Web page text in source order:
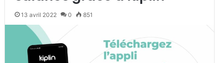
13 avril 2022 0 851